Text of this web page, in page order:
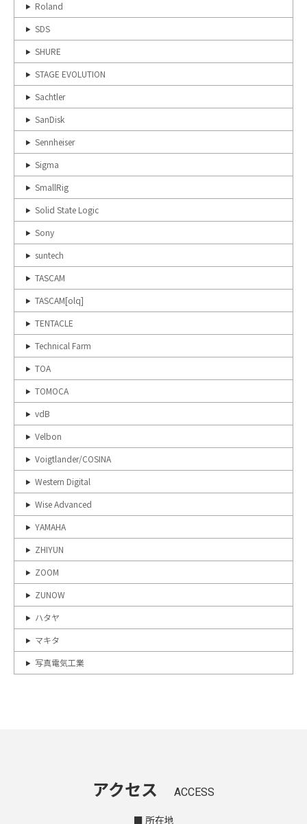
Roland
SDS
SHURE
STAGE EVOLUTION
Sachtler
SanDisk
Sennheiser
Sigma
SmallRig
Solid State Logic
Sony
suntech
TASCAM
TASCAM[olq]
TENTACLE
Technical Farm
TOA
TOMOCA
vdB
Velbon
Voigtlander/COSINA
Western Digital
Wise Advanced
YAMAHA
ZHIYUN
ZOOM
ZUNOW
ハタヤ
マキタ
写真電気工業
アクセス ACCESS
■ 所在地